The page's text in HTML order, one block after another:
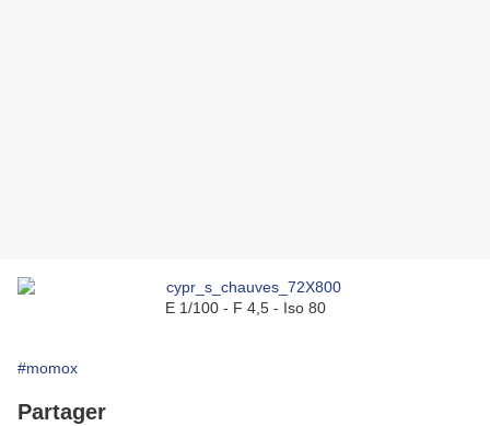
E 1/100 - F 4,5 - Iso 80
#momox
Partager